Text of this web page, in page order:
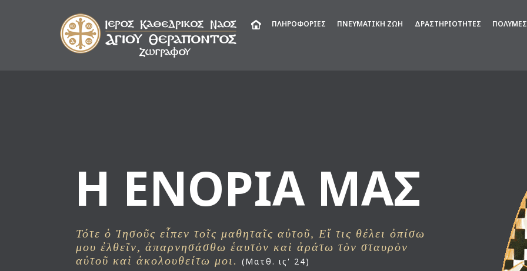
ΠΛΗΡΟΦΟΡΙΕΣ ΠΝΕΥΜΑΤΙΚΗ ΖΩΗ ΔΡΑΣΤΗΡΙΟΤΗΤΕΣ
Η ΕΝΟΡΙΑ ΜΑΣ
Τότε ὁ Ἰησοῦς εἶπεν τοῖς μαθηταῖς αὐτοῦ, Εἴ τις θέλει ὀπίσω
μου ἐλθεῖν, ἀπαρνησάσθω ἑαυτὸν καὶ ἀράτω τὸν σταυρὸν
αὐτοῦ καὶ ἀκολουθείτω μοι. (Ματθ. ις' 24)